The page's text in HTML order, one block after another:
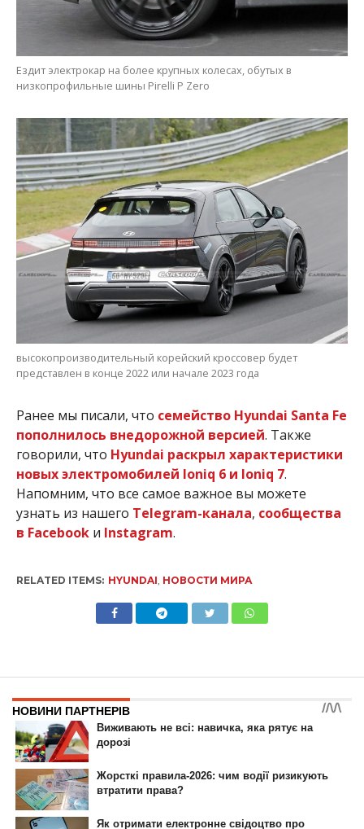
Ездит электрокар на более крупных колесах, обутых в
низкопрофильные шины Pirelli P Zero
высокопроизводительный корейский кроссовер будет
представлен в конце 2022 или начале 2023 года
Ранее мы писали, что семейство Hyundai Santa Fe
пополнилось внедорожной версией. Также
говорили, что Hyundai раскрыл характеристики
новых электромобилей Ioniq 6 и Ioniq 7.
Напомним, что все самое важное вы можете
узнать из нашего Telegram-канала, сообщества
в Facebookи Instagram.
RELATED ITEMS: HYUNDAI НОВОСТИ МИРА
НОВИНИ
Toyota RAV4 получила
версию для бездорожья:
фото и характеристики